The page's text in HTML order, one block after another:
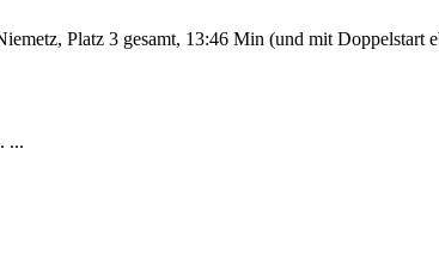
Platz 3 gesamt, 13:46 Min (und mit Doppelstart
...